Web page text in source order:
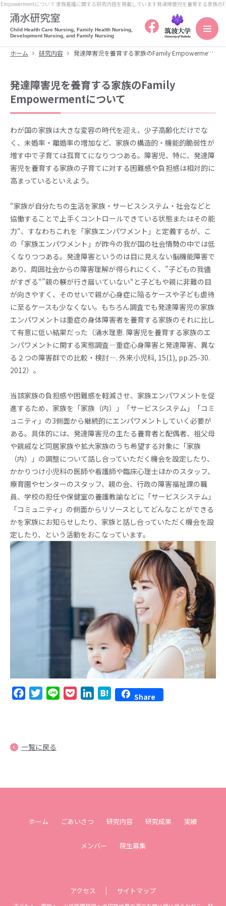
について 家族看護に関する研究内容を掲載しています発達障害児を養育する家族の
Child Health Care Nursing, Family Health Nursing,
Development Nursing, and Family Nursing
ホーム 研究内容 発達障害児を養育する家族のFamily Empowermentについて
発達障害児を養育する家族のFamily
Empowermentについて
わが国の家族は大きな変容の時代を迎え、少子高齢化だけでな
く、未婚率・離婚率の増加など、家族の構造的・機能的脆弱性が
増す中で子育ては孤育てになりつつある。障害児、特に、発達障
害児を養育する家族の子育てに対する困難感や負担感は相対的に
高まっているといえよう。
“家族が自分たちの生活を家族・サービスシステム・社会などと
協働することで上手くコントロールできている状態またはその能
力“、すなわちこれを「家族エンパワメント」と定義するが、こ
の「家族エンパワメント」が昨今の我が国の社会情勢の中では低
くなりつつある。発達障害というのは目に見えない脳機能障害で
あり、周囲社会からの障害理解が得られにくく、”子どもの我儘
がすぎる“”親の躾が行き届いていない“と子どもや親に非難の目
が向きやすく、そのせいで親が心身症に陥るケースや子ども虐待
に至るケースも少なくない。もちろん調査でも発達障害児の家族
エンパワメントは重症の身体障害者を養育する家族のそれに比し
て有意に低い結果だった（涌水理恵. 障害児を養育する家族のエ
ンパワメントに関する実態調査―重症心身障害と発達障害、異な
る２つの障害群での比較・検討―. 外来小児科, 15(1), pp.25-30.
2012）。
当該家族の負担感や困難感を軽減させ、家族エンパワメントを促
進するため、家族を「家族（内）」「サービスシステム」「コミ
ュニティ」の3側面から継続的にエンパワメントしていく必要が
ある。具体的には、発達障害児の主たる養育者と配偶者、祖父母
や親戚など同居家族や拡大家族のうち希望する対象に「家族
（内）」の調整について話し合っていただく機会を設定したり、
かかりつけ小児科の医師や看護師や臨床心理士ほかのスタッフ、
療育園やセンターのスタッフ、親の会、行政の障害福祉課の職
員、学校の担任や保健室の養護教諭などに「サービスシステム」
「コミュニティ」の側面からリソースとしてどんなことができる
かを家族にお知らせしたり、家族と話し合っていただく機会を設
定したり、という活動をおこなっています。
FacebookTwitterLine PocketLinkedInHatenaShare
一覧に戻る
ホーム ごあいさつ 研究内容 研究成果 実績
メンバー 院生募集
アクセス サイトマップ